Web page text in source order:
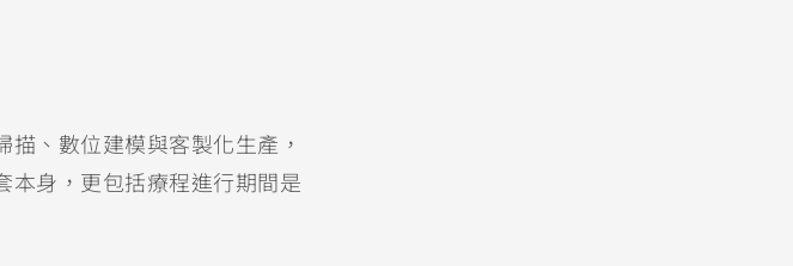
、數位建模與客製化生產，
本身，更包括療程進行期間是